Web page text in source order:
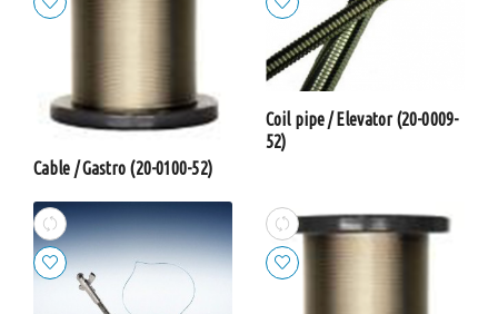
Cable / Gastro (20-0100-52)
Coil pipe / Elevator (20-0009-
52)